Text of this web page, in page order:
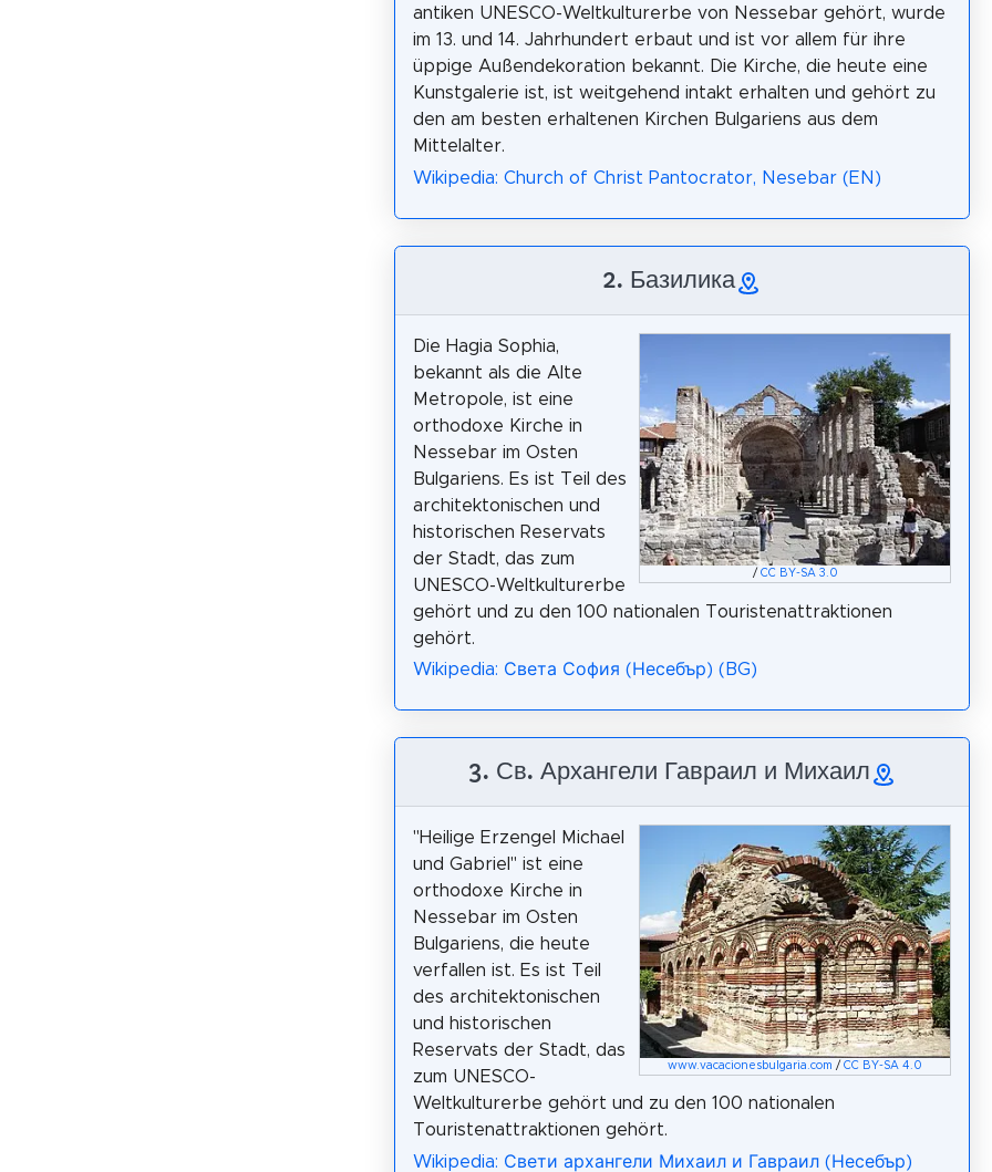
antiken UNESCO-Weltkulturerbe von Nessebar gehört, wurde
im 13. und 14. Jahrhundert erbaut und ist vor allem für ihre
üppige Außendekoration bekannt. Die Kirche, die heute eine
Kunstgalerie ist, ist weitgehend intakt erhalten und gehört zu
den am besten erhaltenen Kirchen Bulgariens aus dem
Mittelalter.
Wikipedia: Church of Christ Pantocrator, Nesebar (EN)
2. Базилика
/ CC BY-SA 3.0
Die Hagia Sophia,
bekannt als die Alte
Metropole, ist eine
orthodoxe Kirche in
Nessebar im Osten
Bulgariens. Es ist Teil des
architektonischen und
historischen Reservats
der Stadt, das zum
UNESCO-Weltkulturerbe
gehört und zu den 100 nationalen Touristenattraktionen
gehört.
Wikipedia: Света София (Несебър) (BG)
3. Св. Архангели Гавраил и Михаил
www.vacacionesbulgaria.com /CC BY-SA 4.0
"Heilige Erzengel Michael
und Gabriel" ist eine
orthodoxe Kirche in
Nessebar im Osten
Bulgariens, die heute
verfallen ist. Es ist Teil
des architektonischen
und historischen
Reservats der Stadt, das
zum UNESCO-
Weltkulturerbe gehört und zu den 100 nationalen
Touristenattraktionen gehört.
Wikipedia: Свети архангели Михаил и Гавраил (Несебър)